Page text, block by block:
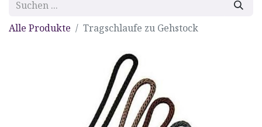
Alle Produkte Tragschlaufe zu Gehstock